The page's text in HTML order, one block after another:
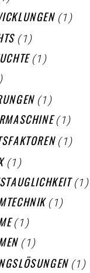
(1)
(1)
(1)
(1)
(1)
(1)
(1)
(1)
(1)
(1)
(1)
(1)